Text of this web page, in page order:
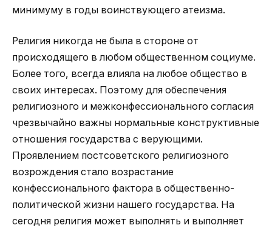
минимуму в годы воинствующего атеизма.
Религия никогда не была в стороне от
происходящего в любом общественном социуме.
Более того, всегда влияла на любое общество в
своих интересах. Поэтому для обеспечения
религиозного и межконфессионального согласия
чрезвычайно важны нормальные конструктивные
отношения государства с верующими.
Проявлением постсоветского религиозного
возрождения стало возрастание
конфессионального фактора в общественно-
политической жизни нашего государства. На
сегодня религия может выполнять и выполняет